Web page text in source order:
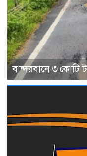
বান্দরবানে ৩ কোটি